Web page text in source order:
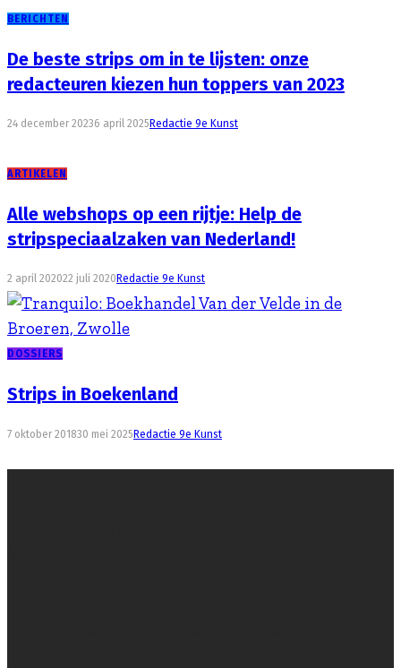
BERICHTEN
De beste strips om in te lijsten: onze
redacteuren kiezen hun toppers van 2023
24 december 20236 april 2025 Redactie 9e Kunst
ARTIKELEN
Alle webshops op een rijtje: Help de
stripspeciaalzaken van Nederland!
2 april 202022 juli 2020 Redactie 9e Kunst
DOSSIERS
Strips in Boekenland
7 oktober 201830 mei 2025Redactie 9e Kunst